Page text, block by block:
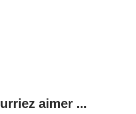
aimer ...